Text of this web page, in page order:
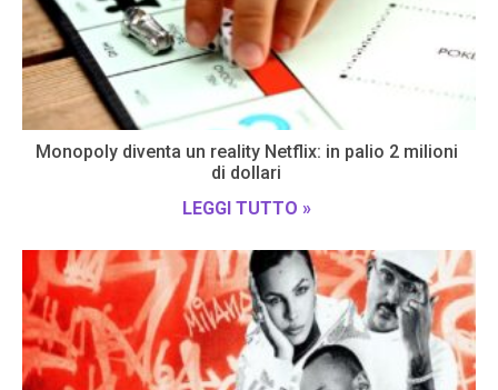
Monopoly diventa un reality Netflix: in palio 2 milioni
di dollari
LEGGI TUTTO »